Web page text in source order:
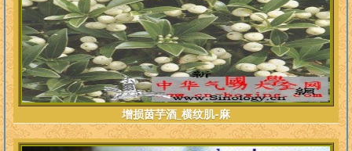
增损茵芋酒_横纹肌-麻